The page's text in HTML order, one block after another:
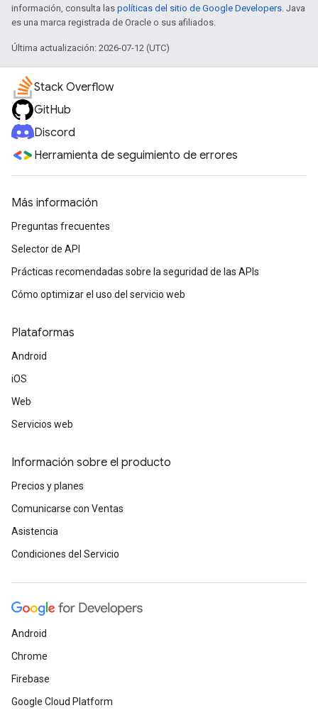
información, consulta las políticas del sitio de Google Developers. Java
es una marca registrada de Oracle o sus afiliados.
Última actualización: 2026-07-12 (UTC)
Stack Overflow
GitHub
Discord
Herramienta de seguimiento de errores
Más información
Preguntas frecuentes
Selector de API
Prácticas recomendadas sobre la seguridad de las APIs
Cómo optimizar el uso del servicio web
Plataformas
Android
iOS
Web
Servicios web
Información sobre el producto
Precios y planes
Comunicarse con Ventas
Asistencia
Condiciones del Servicio
Android
Chrome
Firebase
Google Cloud Platform